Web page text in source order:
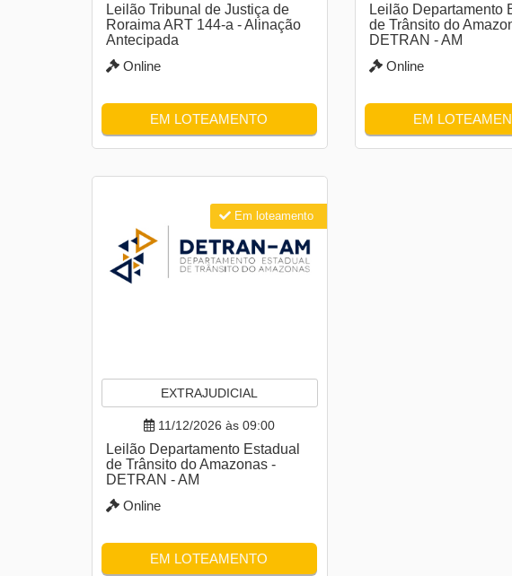
Leilão Tribunal de Justiça de
Roraima ART 144-a - Alinação
Antecipada
Online
EM LOTEAMENTO
Leilão Departamento
de Trânsito do
DETRAN - AM
Online
EM
EXTRAJUDICIAL
11/12/2026 às 09:00
Leilão Departamento Estadual
de Trânsito do Amazonas -
DETRAN - AM
Online
EM LOTEAMENTO
Em loteamento